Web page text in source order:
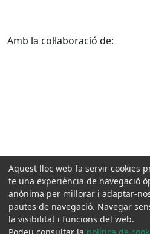
Amb la col·laboració de:
Aquest lloc web fa servir cookies
te una experiència de navegació
anònima per millorar i adaptar-
pautes de navegació. Navegar
la visibilitat i funcions del web.